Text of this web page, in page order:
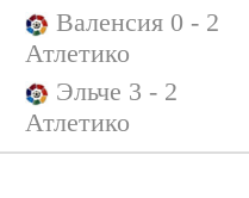
Валенсия 0 - 2
Атлетико
Эльче 3 - 2
Атлетико